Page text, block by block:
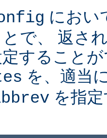
にお
で、 返さ
すること
を、適当
を指